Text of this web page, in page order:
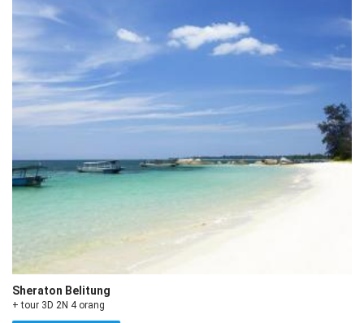
Sheraton Belitung
+ tour 3D 2N 4 orang